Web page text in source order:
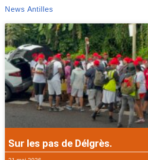
News Antilles
Sur les pas de Délgrès.